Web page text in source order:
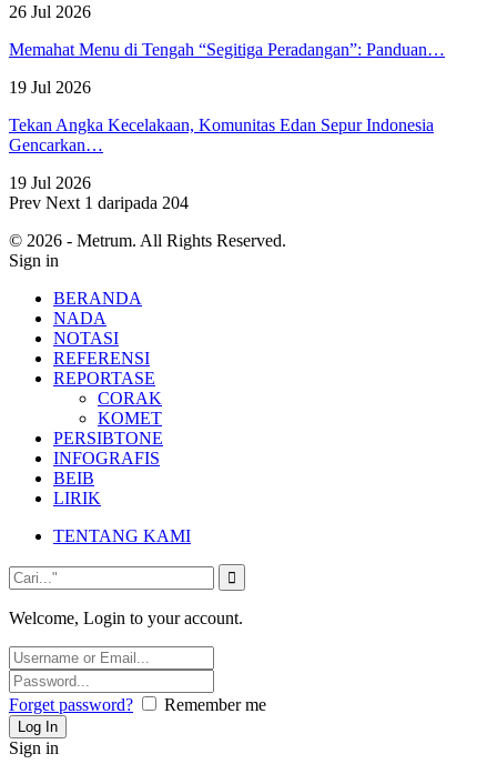
26 Jul 2026
Memahat Menu di Tengah “Segitiga Peradangan”: Panduan…
19 Jul 2026
Tekan Angka Kecelakaan, Komunitas Edan Sepur Indonesia
Gencarkan…
19 Jul 2026
Prev Next 1 daripada 204
© 2026 - Metrum. All Rights Reserved.
Sign in
BERANDA
NADA
NOTASI
REFERENSI
REPORTASE
CORAK
KOMET
PERSIBTONE
INFOGRAFIS
BEIB
LIRIK
TENTANG KAMI
Welcome, Login to your account.
Forget password? Remember me
Sign in